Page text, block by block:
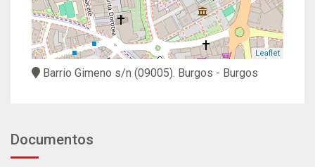
Leaflet
Barrio Gimeno s/n (09005). Burgos - Burgos
Documentos